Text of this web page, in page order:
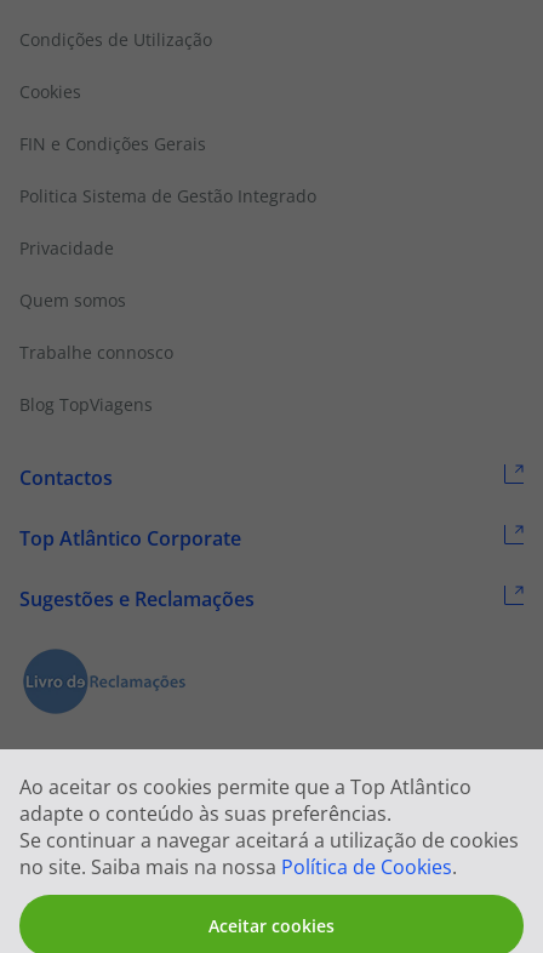
Ao aceitar os cookies permite que a Top Atlântico
adapte o conteúdo às suas preferências.
Se continuar a navegar aceitará a utilização de cookies
no site. Saiba mais na nossa Política de Cookies.
Aceitar cookies
Condições de Utilização
Cookies
FIN e Condições Gerais
Politica Sistema de Gestão Integrado
Privacidade
Quem somos
Trabalhe connosco
Blog TopViagens
Contactos
Top Atlântico Corporate
Sugestões e Reclamações
2026 © Todos os direitos reservados:Top Atlântico, Viagens e Turismo